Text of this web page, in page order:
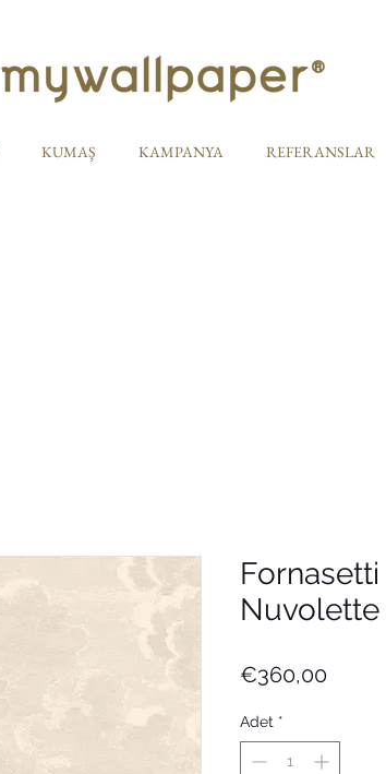
KUMAŞ KAMPANYA REFERANSLAR
Nuvolette
€360,00Fiyat
Adet *